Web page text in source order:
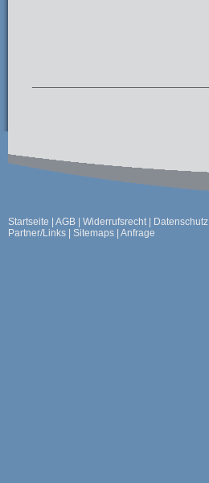
Startseite AGB Widerrufsrecht| Datenschutz
Partner/Links
Sitemaps Anfrage